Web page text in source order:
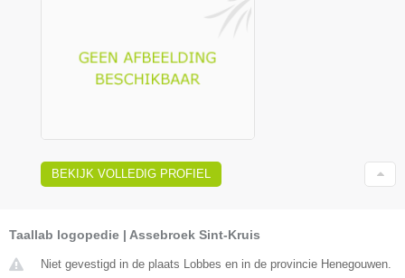
BEKIJK VOLLEDIG PROFIEL
Taallab logopedie | Assebroek Sint-Kruis
Niet gevestigd in de plaats Lobbes en in de provincie Henegouwen.